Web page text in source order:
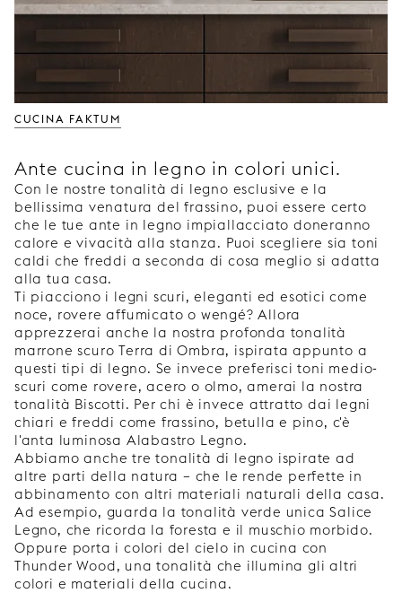
CUCINA FAKTUM
Ante cucina in legno in colori unici.
Con le nostre tonalità di legno esclusive e la
bellissima venatura del frassino, puoi essere certo
che le tue ante in legno impiallacciato doneranno
calore e vivacità alla stanza. Puoi scegliere sia toni
caldi che freddi a seconda di cosa meglio si adatta
alla tua casa.
Ti piacciono i legni scuri, eleganti ed esotici come
noce, rovere affumicato o wengé? Allora
apprezzerai anche la nostra profonda tonalità
marrone scuro Terra di Ombra, ispirata appunto a
questi tipi di legno. Se invece preferisci toni medio-
scuri come rovere, acero o olmo, amerai la nostra
tonalità Biscotti. Per chi è invece attratto dai legni
chiari e freddi come frassino, betulla e pino, c'è
l'anta luminosa Alabastro Legno.
Abbiamo anche tre tonalità di legno ispirate ad
altre parti della natura – che le rende perfette in
abbinamento con altri materiali naturali della casa.
Ad esempio, guarda la tonalità verde unica Salice
Legno, che ricorda la foresta e il muschio morbido.
Oppure porta i colori del cielo in cucina con
Thunder Wood, una tonalità che illumina gli altri
colori e materiali della cucina.